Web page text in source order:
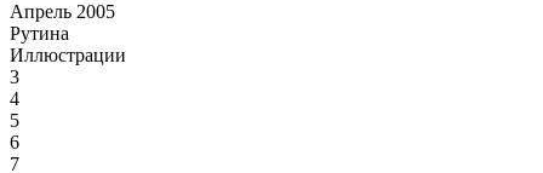
Апрель 2005
Рутина
Иллюстрации
3
4
5
6
7